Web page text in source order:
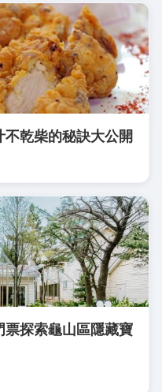
乾柴的秘訣大公開
探索龜山區隱藏寶